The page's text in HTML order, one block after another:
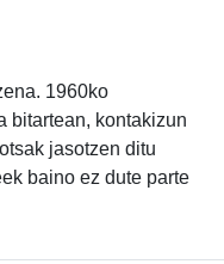
1960ko
bitartean, kontakizun
jasotzen ditu
baino ez dute parte